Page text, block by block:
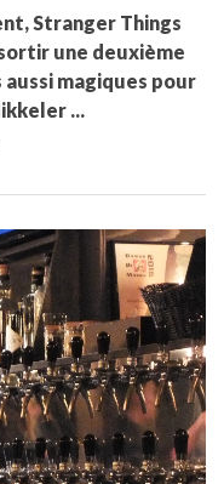
Stranger Things
une deuxième
magiques pour
...